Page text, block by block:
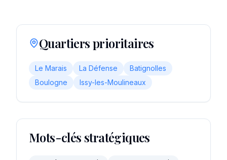
Quartiers prioritaires
Le Marais La Défense
Batignolles
Boulogne
Issy-les-Moulineaux
Mots-clés stratégiques